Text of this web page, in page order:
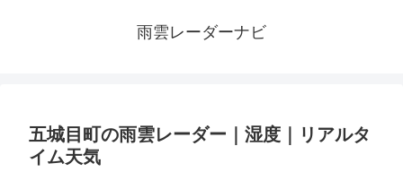
雨雲レーダーナビ
五城目町の雨雲レーダー｜湿度｜リアルタ
イム天気